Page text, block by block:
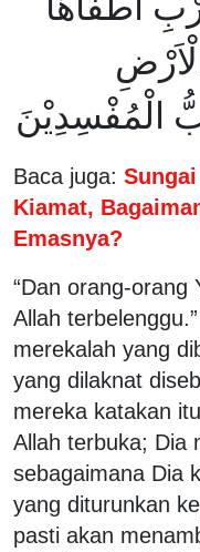
الْمُفْسِدِيْنَ
Baca juga:
Kiamat,
Emasnya?
“Dan orang-orang
Allah
merekalah yang
yang dilaknat
mereka katakan
Allah terbuka; Dia
sebagaimana Dia
yang diturunkan
pasti akan